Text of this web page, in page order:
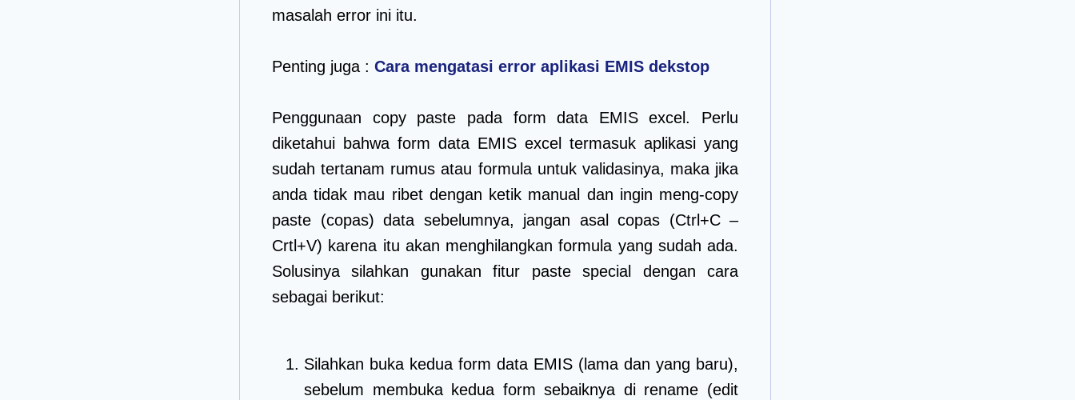
masalah error ini itu.
Penting juga : Cara mengatasi error aplikasi EMIS dekstop
Penggunaan copy paste pada form data EMIS excel. Perlu
diketahui bahwa form data EMIS excel termasuk aplikasi yang
sudah tertanam rumus atau formula untuk validasinya, maka jika
anda tidak mau ribet dengan ketik manual dan ingin meng-copy
paste (copas) data sebelumnya, jangan asal copas (Ctrl+C –
Crtl+V) karena itu akan menghilangkan formula yang sudah ada.
Solusinya silahkan gunakan fitur paste special dengan cara
sebagai berikut:
Silahkan buka kedua form data EMIS (lama dan yang baru),
sebelum membuka kedua form sebaiknya di rename (edit